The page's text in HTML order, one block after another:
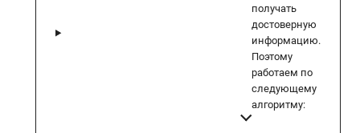
получать
достоверную
информацию.
Поэтому
работаем по
следующему
алгоритму: